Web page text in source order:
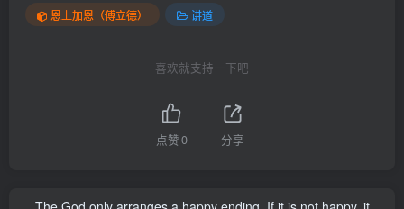
恩上加恩（傅立德） 讲道
喜欢就支持一下吧
点赞0 分享